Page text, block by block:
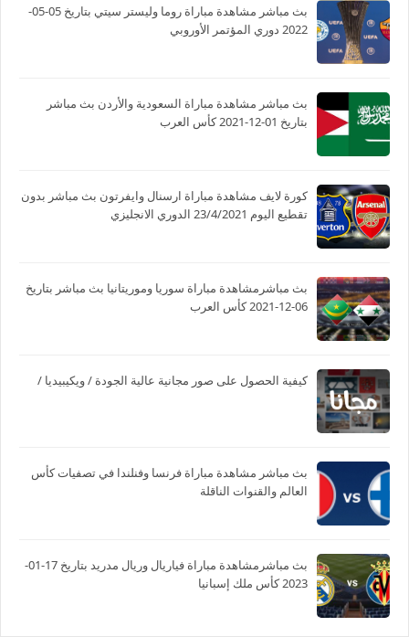
بث مباشر مشاهدة مباراة روما وليستر سيتي بتاريخ 05-05-
2022 دوري المؤتمر الأوروبي
بث مباشر مشاهدة مباراة السعودية والأردن بث مباشر
بتاريخ 01-12-2021 كأس العرب
كورة لايف مشاهدة مباراة ارسنال وايفرتون بث مباشر بدون
تقطيع اليوم 23/4/2021 الدوري الانجليزي
بث مباشرمشاهدة مباراة سوريا وموريتانيا بث مباشر بتاريخ
06-12-2021 كأس العرب
كيفية الحصول على صور مجانية عالية الجودة / ويكيبيديا /
بث مباشر مشاهدة مباراة فرنسا وفنلندا في تصفيات كأس
العالم والقنوات الناقلة
بث مباشرمشاهدة مباراة فياريال وريال مدريد بتاريخ 17-01-
2023 كأس ملك إسبانيا